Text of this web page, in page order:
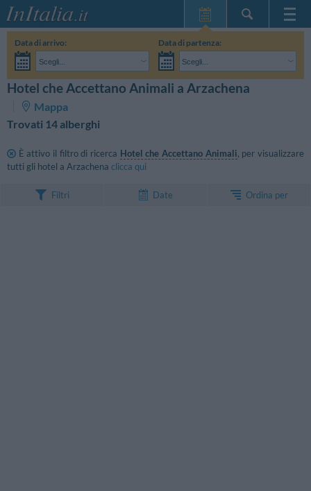
Home Page
Le mie Prenotazioni
InItalia Club
Data di arrivo:
Scegli...
Data di partenza:
Scegli...
Adulti: Bambini:
Non ho ancora deciso le date del mio soggiorno CERCA
Hotel che Accettano Animali a Arzachena
Mappa
Trovati 14 alberghi
È attivo il filtro di ricerca Hotel che Accettano Animali, per visualizzare
tutti gli hotel a Arzachena clicca qui
Filtri Date Ordina per